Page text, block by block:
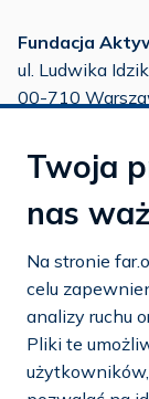
Fundacja
ul. Ludwika
00-710
tel.:22 651 88
22 858 26
tel.:22 642 22
e-mail:
Twoja
nas
Na stronie
celu
analizy ruchu
Pliki te